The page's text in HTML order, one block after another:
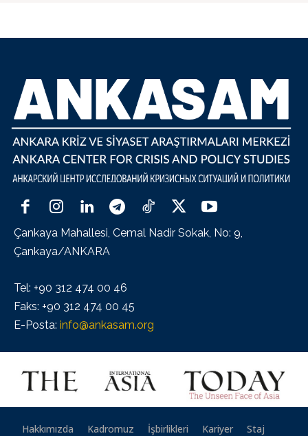
Çankaya Mahallesi, Cemal Nadir Sokak, No: 9,
Çankaya/ANKARA
Tel: +90 312 474 00 46
Faks: +90 312 474 00 45
E-Posta: info@ankasam.org
Hakkımızda Kadromuz İşbirlikleri Kariyer
Staj